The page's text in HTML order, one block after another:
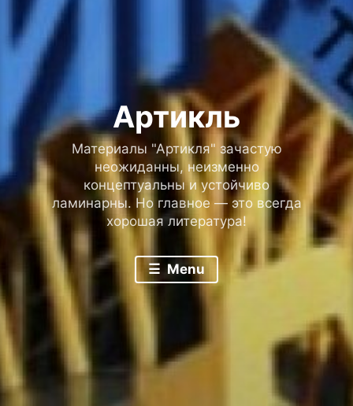
Артикль
Материалы "Артикля" зачастую
неожиданны, неизменно
концептуальны и устойчиво
ламинарны. Но главное — это всегда
хорошая литература!
Menu